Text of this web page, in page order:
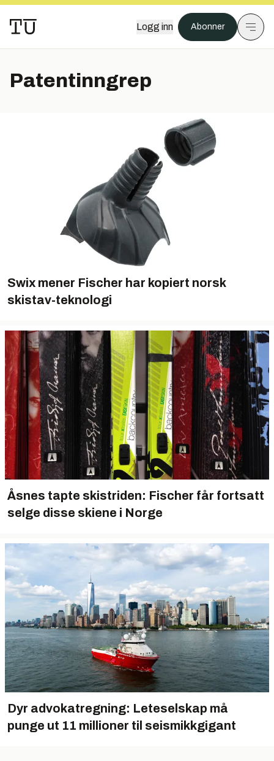
Logg inn Abonner
Patentinngrep
Swix mener Fischer har kopiert norsk
skistav-teknologi
Åsnes tapte skistriden: Fischer får fortsatt
selge disse skiene i Norge
Dyr advokatregning: Leteselskap må
punge ut 11 millioner til seismikkgigant